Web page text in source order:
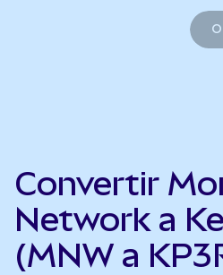
Convertir
Network a
(MNW a